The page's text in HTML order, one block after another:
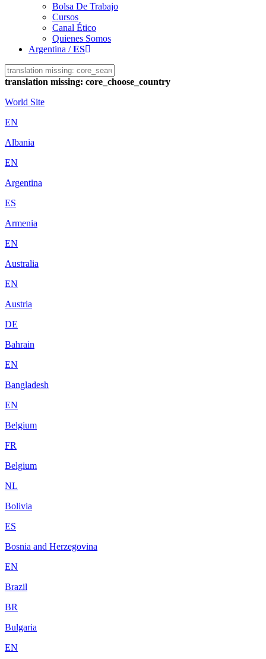
Bolsa De Trabajo
Cursos
Canal Ético
Quienes Somos
Argentina /ES
translation missing: core_choose_country
World Site
EN
Albania
EN
Argentina
ES
Armenia
EN
Australia
EN
Austria
DE
Bahrain
EN
Bangladesh
EN
Belgium
FR
Belgium
NL
Bolivia
ES
Bosnia and Herzegovina
EN
Brazil
BR
Bulgaria
EN